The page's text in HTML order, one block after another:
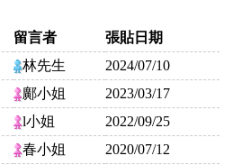
留言者
張貼日期
林先生
2024/07/10
鄺小姐
2023/03/17
l小姐
2022/09/25
春小姐
2020/07/12